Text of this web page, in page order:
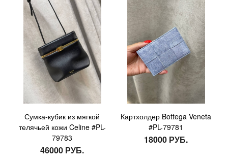
Сумка-кубик из мягкой
телячьей кожи Celine #PL-
79783
46000 РУБ.
Картхолдер Bottega Veneta
#PL-79781
18000 РУБ.